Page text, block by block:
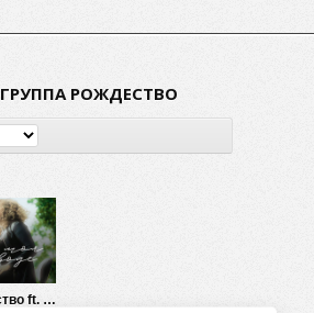
ГРУППА РОЖДЕСТВО
Группа Рождество ft. Ольга Бабаева — Птичка моя на проводе